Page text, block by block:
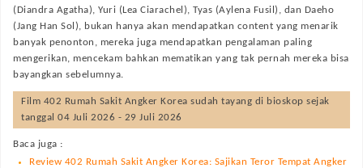
(Diandra Agatha), Yuri (Lea Ciarachel), Tyas (Aylena Fusil), dan Daeho
(Jang Han Sol), bukan hanya akan mendapatkan content yang menarik
banyak penonton, mereka juga mendapatkan pengalaman paling
mengerikan, mencekam bahkan mematikan yang tak pernah mereka bisa
bayangkan sebelumnya.
Film 402 Rumah Sakit Angker Korea sudah tayang di bioskop sejak
tanggal 04 Juli 2026 - 29 Juli 2026
Baca juga :
Review 402 Rumah Sakit Angker Korea: Sajikan Teror Tempat Angker